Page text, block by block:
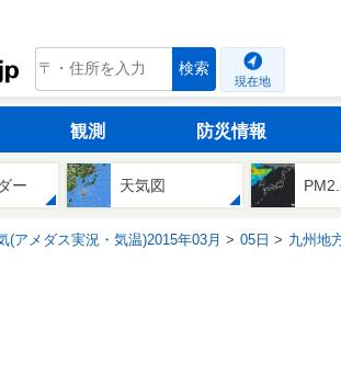
tenki.jp 検索
現在地
観測 防災情報
ー 天気図
(アメダス実況・気温)2015年03月 05日 九州地